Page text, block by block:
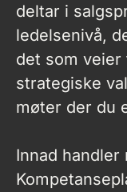
deltar i
ledelsenivå,
det som veier
strategiske
møter der du
Innad handler